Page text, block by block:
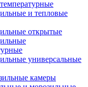
и тепловые
открытые
универсальные
камеры